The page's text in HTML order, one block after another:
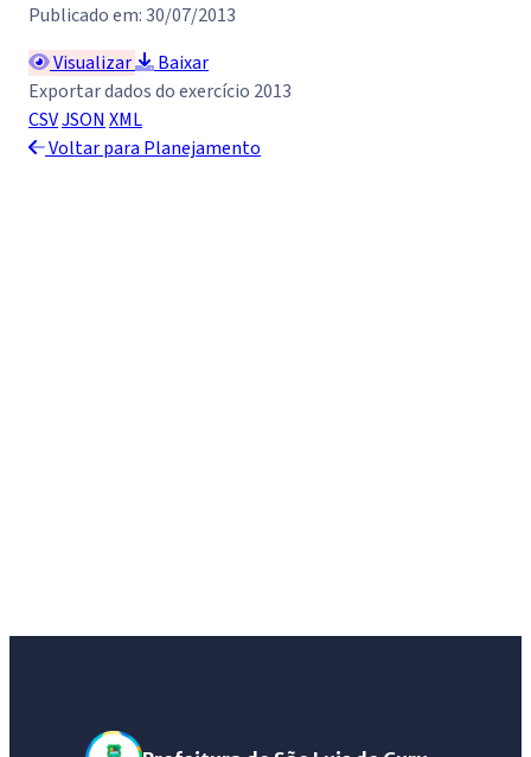
Publicado em: 30/07/2013
Visualizar
Baixar
Exportar dados do exercício 2013
CSVJSON XML
Voltar para Planejamento